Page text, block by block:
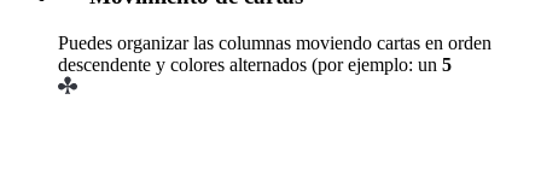
Puedes organizar las columnas moviendo cartas en orden
descendente y colores alternados (por ejemplo: un 5